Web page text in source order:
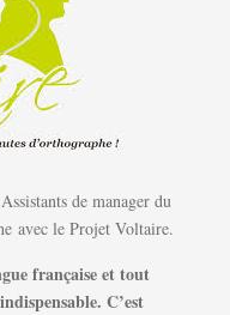
de manager du
avec le Projet Voltaire.
française et tout
C’est